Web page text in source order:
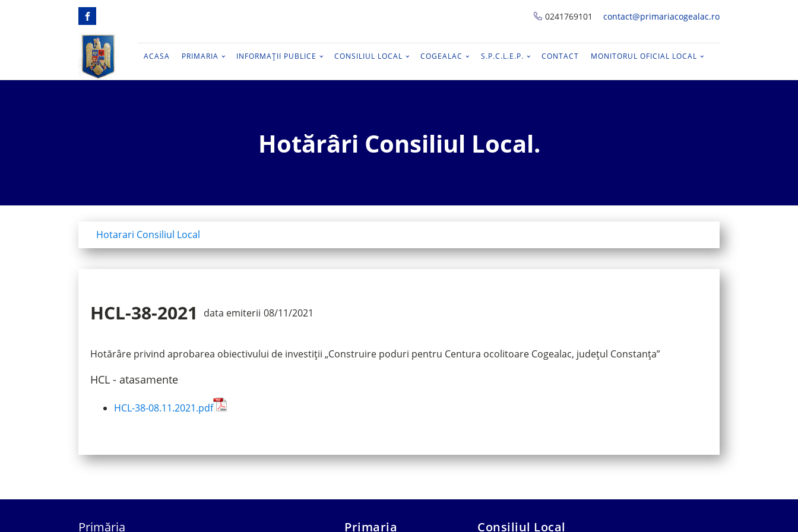
0241769101 contact@primariacogealac.ro
ACASA PRIMARIA INFORMAȚII PUBLICE CONSILIUL LOCAL COGEALAC S.P.C.L.E.P. CONTACT MONITORUL OFICIAL LOCAL
Hotărâri Consiliul Local.
Hotarari Consiliul Local
HCL-38-2021 data emiterii 08/11/2021
Hotărâre privind aprobarea obiectivului de investiții „Construire poduri pentru Centura ocolitoare Cogealac, județul Constanța”
HCL - atasamente
HCL-38-08.11.2021.pdf
Primăria Primaria Consiliul Local